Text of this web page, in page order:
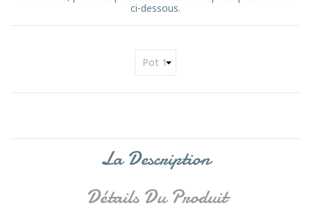
ci-dessous.
La Description
Détails Du Produit